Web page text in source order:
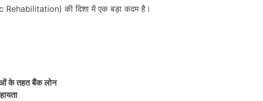
Rehabilitation) की दिशा में एक बड़ा कदम है।
के तहत बैंक लोन